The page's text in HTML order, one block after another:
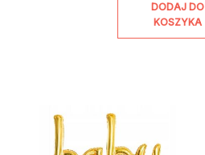
DODAJ DO
KOSZYKA